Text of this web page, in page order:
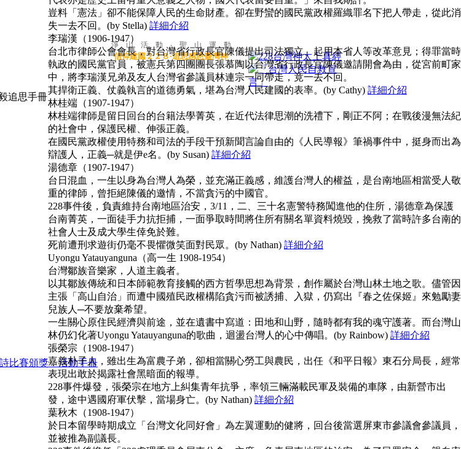
豈料「憲法」卻不能保障人民的生命財產。卻在野蠻的國民黨政權羅織罪名下把人帶走，從此消
失一去不回。(by Stella) 詳細介紹
李瑞漢（1906-1947）
台北市律師公會會長，對台灣省行政長官陳儀提出司法獨立、起用本省人等改革意見；得罪當時
執政的國民黨官員，被憲兵第四團團長張慕陶以台灣省行政長官陳儀邀請開會為由，從宮前町家
中，將李瑞漢兄弟及友人台灣省參議員林連宗一同帶走，竟一去不回。
其捍衛正義、仗義執言的道德勇氣，堪為台灣人民建國的表率。(by Cathy) 詳細介紹
林桂端（1907-1947）
林桂端律師是留日回台的台籍法學菁英，在近代法律思潮的洗禮下，剛正不阿；在戰後漫無法紀
的社會中，保護民權、伸張正義。
在國民黨政權使用特務和司法的手段干預新聞言論自由的《人民導報》筆禍事件中，挺身而出為
辯護人，正義─就是伊e名。(by Susan) 詳細介紹
湯德章（1907-1947）
台日混血，一生以身為台灣人為榮，並充滿正義感，維護台灣人的權益，是台南地區相當受人敬
重的律師，曾拒絕陳儀的邀情，不當貪污的中國官。
228事件後，負責維持台南地區治安，3/11，二、三十名憲警特務闖進他的住所，湯德章為保護
台南菁英，一面徒手力抗拒捕，一面爭取時間將住所有關名單資料燒毀，挽救了當時許多台南的
社會人士及成大學生倖免於難。
死前遭刑求遊街仍毫不畏懼微笑面對民眾。(by Nathan) 詳細介紹
Uyongu Yatauyanguna（高一生 1908-1954）
台灣鄒族音樂家，人道主義者。
以其鄒族傳統和日本師範教育接觸的西方哲學思想為背景，創作屬於台灣山林土地之歌。儘管因
主張「高山自治」而遭中國殖民政權構陷貪污而被誘捕、入獄，仍寫出『春之佐保姬』來勉勵妻
兒族人─不要放棄希望。
一生關心原住民經濟與前途，並在遺書中寫道：田地和山野，隨時都有我的魂守護著。而台灣山
林仍幻化著Uyongu Yatauyanguna的歌曲，迴盪台灣人的心中傳唱。(by Rainbow) 詳細介紹
張榮宗（1908-1947）
嘉義朴子人，雖出生為富農子弟，卻相當關心勞工與農民，出任《和平日報》東石分局長，經常
表現出敢於揭露社會黑暗面的報導。
228事件爆發，張榮宗在地方上糾集青年抗爭，率領三輛滿載民軍及裝備的車隊，由新營市出
發，途中遇國府軍伏擊，當場身亡。(by Nathan) 詳細介紹
葉秋木（1908-1947）
於日本留學時期成立「台灣文化同好會」為左翼運動的健將，回台後當選屏東市參議會參議員，
並被推為副議長。
淨 山 活 動 ‧ 聖 山 運 動
信仰建國２２８‧追思感恩臺灣神
追思手冊
比賽頒獎．活動手冊